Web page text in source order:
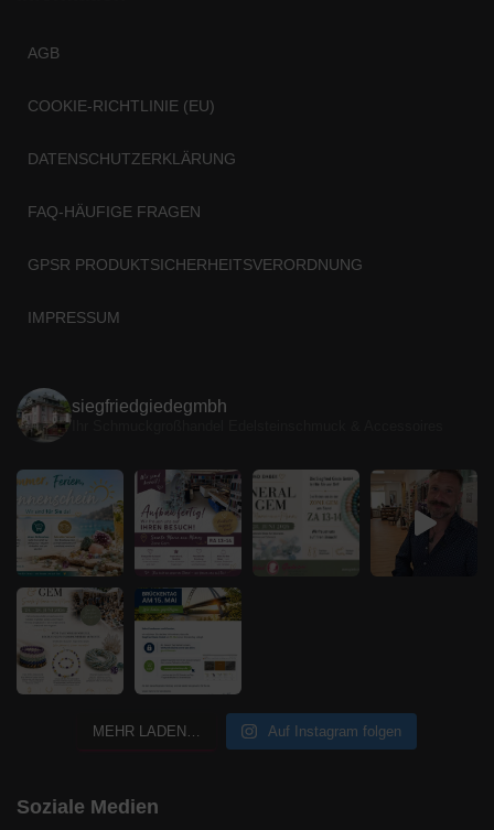
AGB
COOKIE-RICHTLINIE (EU)
DATENSCHUTZERKLÄRUNG
FAQ-HÄUFIGE FRAGEN
GPSR PRODUKTSICHERHEITSVERORDNUNG
IMPRESSUM
siegfriedgiedegmbh
MEHR LADEN… Auf Instagram folgen
Soziale Medien